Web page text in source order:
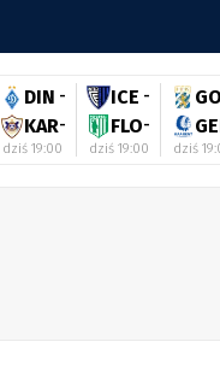
DIN -
KAR-
dziś 19:00
ICE -
FLO-
dziś 19:00 dziś